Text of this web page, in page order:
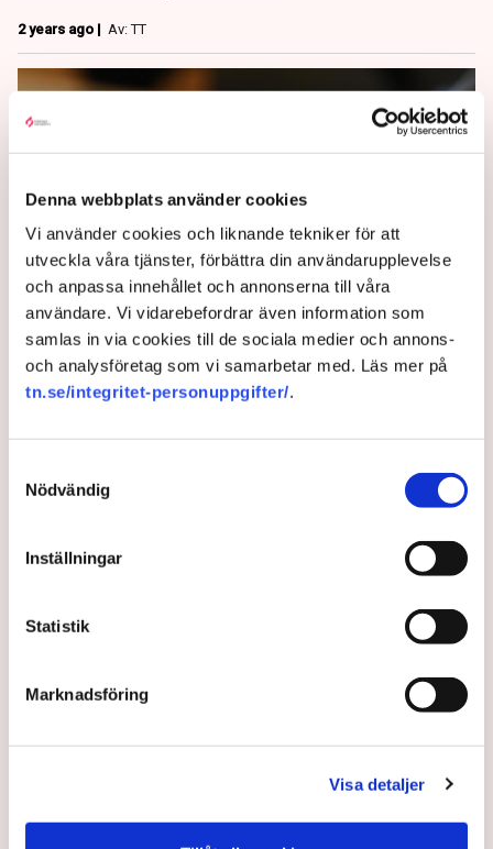
Denna webbplats använder cookies
Vi använder cookies och liknande tekniker för att
utveckla våra tjänster, förbättra din användarupplevelse
och anpassa innehållet och annonserna till våra
användare. Vi vidarebefordrar även information som
samlas in via cookies till de sociala medier och annons-
och analysföretag som vi samarbetar med. Läs mer på
tn.se/integritet-personuppgifter/.
Nödvändig
Inställningar
Statistik
Marknadsföring
Visa detaljer
2 years ago | Av: TT
Aktivister häktade för protest
mot torvutvinning
Två klimataktivister som flera gånger tagit sig in på
Jönköpings tingsrätt.